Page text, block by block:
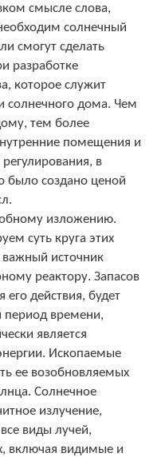
смысле слова,
солнечный
смогут сделать
разработке
которое служит
солнечного дома. Чем
тем более
помещения и
в
было создано ценой
изложению.
суть круга этих
источник
реактору. Запасов
действия, будет
период времени,
является
Ископаемые
ее возобновляемых
Солнечное
излучение,
виды лучей,
включая видимые и